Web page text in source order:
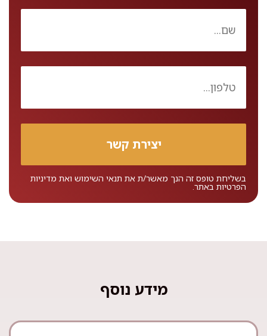
בשליחת טופס זה הנך מאשר/ת את תנאי השימוש ואת מדיניות
הפרטיות באתר.
מידע נוסף